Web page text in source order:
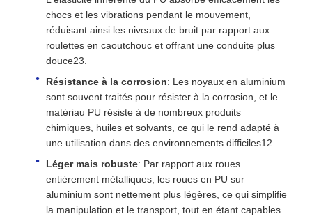
chocs et les vibrations pendant le mouvement,
réduisant ainsi les niveaux de bruit par rapport aux
roulettes en caoutchouc et offrant une conduite plus
douce23.
Résistance à la corrosion: Les noyaux en aluminium
sont souvent traités pour résister à la corrosion, et le
matériau PU résiste à de nombreux produits
chimiques, huiles et solvants, ce qui le rend adapté à
une utilisation dans des environnements difficiles12.
Léger mais robuste: Par rapport aux roues
entièrement métalliques, les roues en PU sur
aluminium sont nettement plus légères, ce qui simplifie
la manipulation et le transport, tout en étant capables